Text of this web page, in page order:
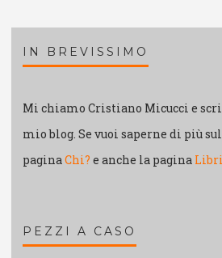
IN BREVISSIMO
Mi chiamo Cristiano Micucci e
mio blog. Se vuoi saperne di più
paginaChi? e anche la pagina Libri
PEZZI A CASO